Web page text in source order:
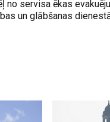
no servisa ēkas
un glābšanas